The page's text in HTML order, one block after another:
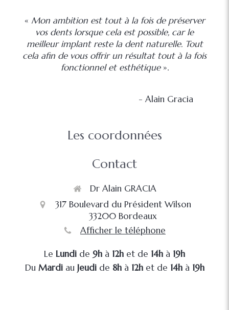
« Mon ambition est tout à la fois de préserver
vos dents lorsque cela est possible, car le
meilleur implant reste la dent naturelle. Tout
cela afin de vous offrir un résultat tout à la fois
fonctionnel et esthétique».
- Alain Gracia
Les coordonnées
Contact
Dr Alain GRACIA
317 Boulevard du Président Wilson
33200 Bordeaux
Afficher le téléphone
Le Lundi de 9h à 12h et de 14h à 19h
Du Mardiau Jeudide 8hà 12het de 14hà 19h